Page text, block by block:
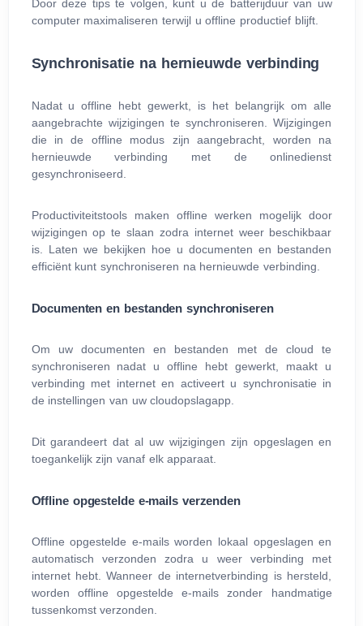
Door deze tips te volgen, kunt u de batterijduur van uw
computer maximaliseren terwijl u offline productief blijft.
Synchronisatie na hernieuwde verbinding
Nadat u offline hebt gewerkt, is het belangrijk om alle
aangebrachte wijzigingen te synchroniseren. Wijzigingen
die in de offline modus zijn aangebracht, worden na
hernieuwde verbinding met de onlinedienst
gesynchroniseerd.
Productiviteitstools maken offline werken mogelijk door
wijzigingen op te slaan zodra internet weer beschikbaar
is. Laten we bekijken hoe u documenten en bestanden
efficiënt kunt synchroniseren na hernieuwde verbinding.
Documenten en bestanden synchroniseren
Om uw documenten en bestanden met de cloud te
synchroniseren nadat u offline hebt gewerkt, maakt u
verbinding met internet en activeert u synchronisatie in
de instellingen van uw cloudopslagapp.
Dit garandeert dat al uw wijzigingen zijn opgeslagen en
toegankelijk zijn vanaf elk apparaat.
Offline opgestelde e‑mails verzenden
Offline opgestelde e‑mails worden lokaal opgeslagen en
automatisch verzonden zodra u weer verbinding met
internet hebt. Wanneer de internetverbinding is hersteld,
worden offline opgestelde e‑mails zonder handmatige
tussenkomst verzonden.